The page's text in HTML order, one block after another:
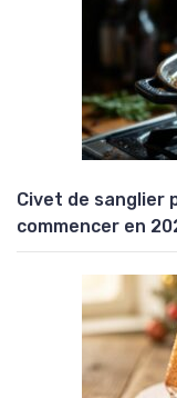
Civet de sanglier
commencer en